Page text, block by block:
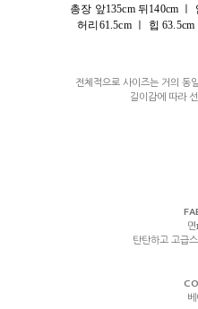
총장 앞135cm 뒤140cm ㅣ
허리61.5cm ㅣ 힙 63.5cm
전체적으로 사이즈는 거의 동
길이감에 따라
탄탄하고 고급